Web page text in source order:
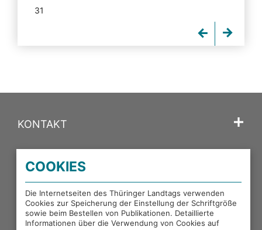
31
KONTAKT
PORTALE DES THÜRINGER LANDTAGS
EXTERNE LINKS
COOKIES
Die Internetseiten des Thüringer Landtags verwenden
Cookies zur Speicherung der Einstellung der Schriftgröße
sowie beim Bestellen von Publikationen. Detaillierte
Informationen über die Verwendung von Cookies auf